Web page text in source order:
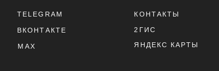
ПОДОШВА:ПЕНОМАТЕРИАЛ, РЕЗИНА
ОСНОВНЫЕ ЦВЕТА:
SAIL / CREAM II / LIGHT BONE (КРЕМОВЫЙ,
ДАТА РЕЛИЗА:
МАТЕРИАЛ ВЕРХА: КОЖА,
ОСНОВНЫЕ ЦВЕТА: БЕЛЫЙ,